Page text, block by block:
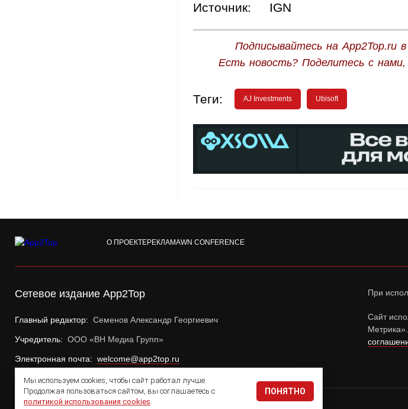
Источник: IGN
Подписывайтесь на App2Top.ru в
Есть новость? Поделитесь с
Теги: AJ Investments Ubisoft
О ПРОЕКТЕРЕКЛАМАWN CONFERENCE
Сетевое издание App2Top
Главный редактор: Семенов Александр Георгиевич
Учредитель: ООО «ВН Медиа Групп»
Электронная почта: welcome@app2top.ru
При
Сайт
© 2011 — 2026 App2Top
Мы используем cookies, чтобы сайт работал лучше.
Продолжая пользоваться сайтом, вы соглашаетесь с
политикой использования cookies.
ПОНЯТНО